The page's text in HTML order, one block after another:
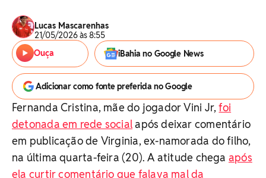
Lucas Mascarenhas
21/05/2026 às 8:55
Ouça
iBahia no Google News
Adicionar como fonte preferida no Google
Fernanda Cristina, mãe do jogador Vini Jr,foi
detonada em rede socialapós deixar comentário
em publicação de Virginia, ex-namorada do filho,
na última quarta-feira (20). A atitude chega após
ela curtir comentário que falava mal da